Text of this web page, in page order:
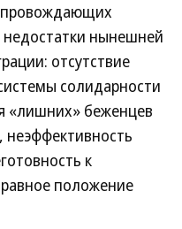
нынешней
отсутствие
солидарности
«лишних» беженцев
неэффективность
к
положение